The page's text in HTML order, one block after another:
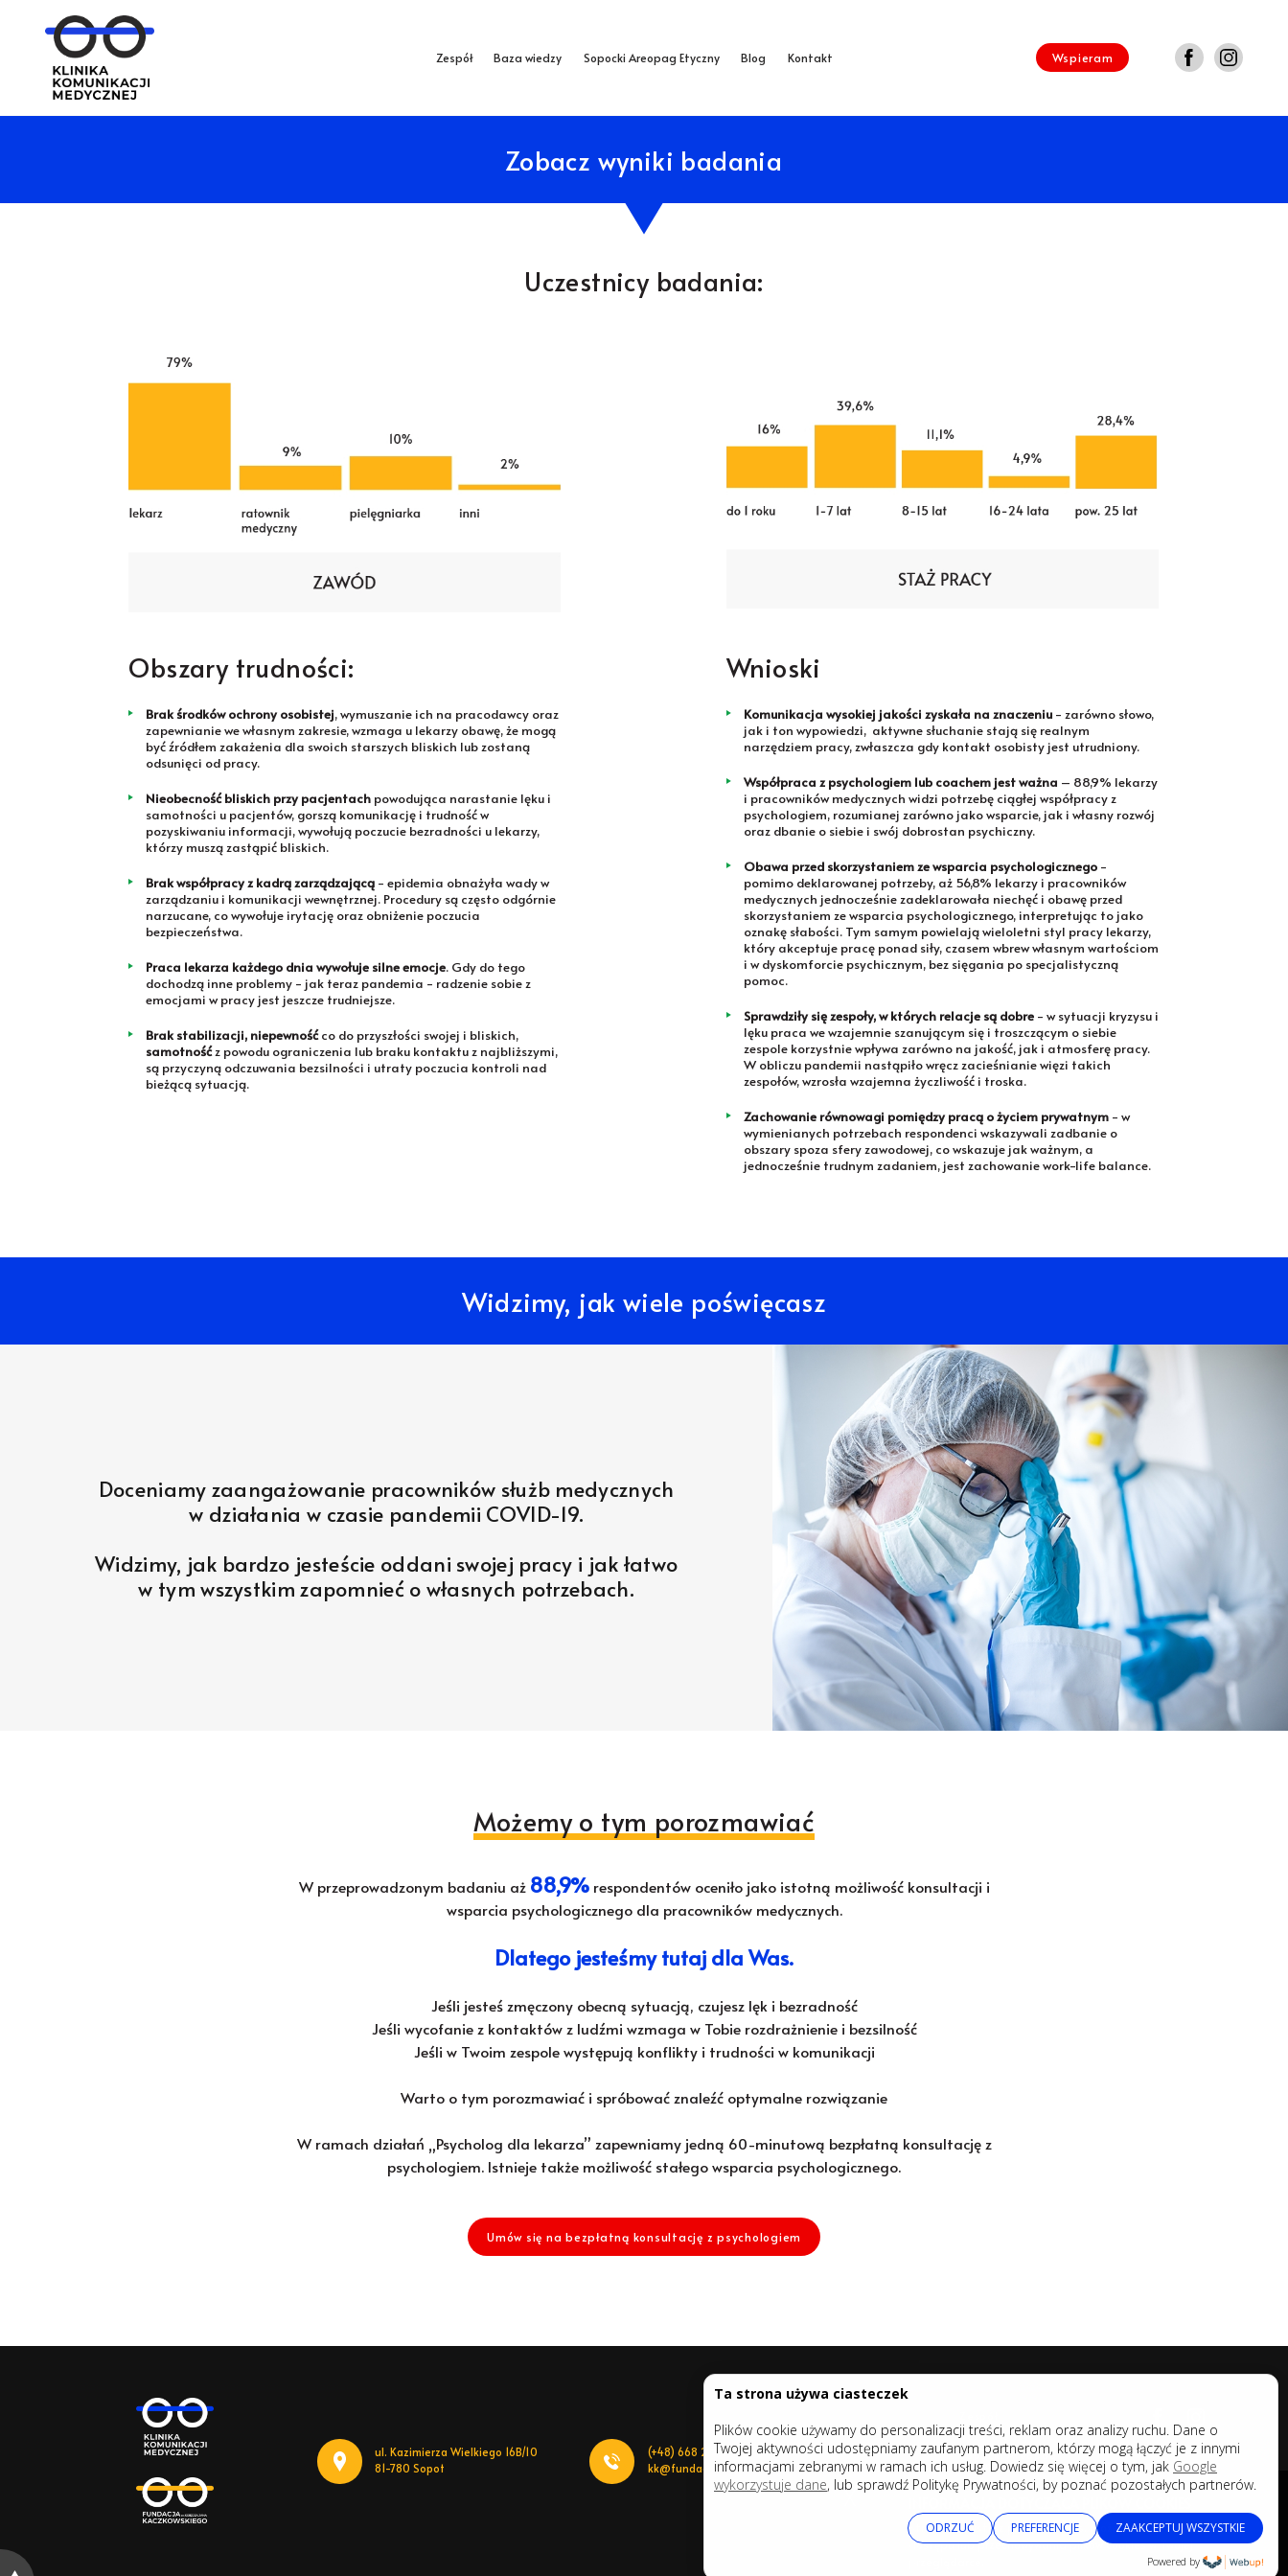
Ta strona używa ciasteczek
Plików cookie używamy do personalizacji treści, reklam oraz analizy ruchu. Dane o
Twojej aktywności udostępniamy zaufanym partnerom, którzy mogą łączyć je z innymi
informacjami zebranymi w ramach ich usług. Dowiedz się więcej o tym, jak Google
wykorzystuje dane, lub sprawdź Politykę Prywatności, by poznać pozostałych partnerów.
ODRZUĆ PREFERENCJE ZAAKCEPTUJ WSZYSTKIE
Powered by
Zespół Baza wiedzy Sopocki Areopag Etyczny Blog Kontakt Wspieram
Zobacz wyniki badania
Uczestnicy badania:
Obszary trudności:
Brak środków ochrony osobistej, wymuszanie ich na pracodawcy oraz
zapewnianie we własnym zakresie, wzmaga u lekarzy obawę, że mogą
być źródłem zakażenia dla swoich starszych bliskich lub zostaną
odsunięci od pracy.
Nieobecność bliskich przy pacjentachpowodująca narastanie lęku i
samotności u pacjentów, gorszą komunikację i trudność w
pozyskiwaniu informacji, wywołują poczucie bezradności u lekarzy,
którzy muszą zastąpić bliskich.
Brak współpracy z kadrą zarządzającą- epidemia obnażyła wady w
zarządzaniu i komunikacji wewnętrznej. Procedury są często odgórnie
narzucane, co wywołuje irytację oraz obniżenie poczucia
bezpieczeństwa.
Praca lekarza każdego dnia wywołuje silne emocje. Gdy do tego
dochodzą inne problemy - jak teraz pandemia - radzenie sobie z
emocjami w pracy jest jeszcze trudniejsze.
Brak stabilizacji, niepewnośćco do przyszłości swojej i bliskich,
samotnośćz powodu ograniczenia lub braku kontaktu z najbliższymi,
są przyczyną odczuwania bezsilności i utraty poczucia kontroli nad
bieżącą sytuacją.
Wnioski
Komunikacja wysokiej jakości zyskała na znaczeniu- zarówno słowo,
jak i ton wypowiedzi, aktywne słuchanie stają się realnym
narzędziem pracy, zwłaszcza gdy kontakt osobisty jest utrudniony.
Współpraca z psychologiem lub coachem jest ważna – 88,9% lekarzy
i pracowników medycznych widzi potrzebę ciągłej współpracy z
psychologiem, rozumianej zarówno jako wsparcie, jak i własny rozwój
oraz dbanie o siebie i swój dobrostan psychiczny.
Obawa przed skorzystaniem ze wsparcia psychologicznego-
pomimo deklarowanej potrzeby, aż 56,8% lekarzy i pracowników
medycznych jednocześnie zadeklarowała niechęć i obawę przed
skorzystaniem ze wsparcia psychologicznego, interpretując to jako
oznakę słabości. Tym samym powielają wieloletni styl pracy lekarzy,
który akceptuje pracę ponad siły, czasem wbrew własnym wartościom
i w dyskomforcie psychicznym, bez sięgania po specjalistyczną
pomoc.
Sprawdziły się zespoły, w których relacje są dobre- w sytuacji kryzysu i
lęku praca we wzajemnie szanującym się i troszczącym o siebie
zespole korzystnie wpływa zarówno na jakość, jak i atmosferę pracy.
W obliczu pandemii nastąpiło wręcz zacieśnianie więzi takich
zespołów, wzrosła wzajemna życzliwość i troska.
Zachowanie równowagi pomiędzy pracą o życiem prywatnym- w
wymienianych potrzebach respondenci wskazywali zadbanie o
obszary spoza sfery zawodowej, co wskazuje jak ważnym, a
jednocześnie trudnym zadaniem, jest zachowanie work-life balance.
Widzimy, jak wiele poświęcasz
Doceniamy zaangażowanie pracowników służb medycznych
w działania w czasie pandemii COVID-19.
Widzimy, jak bardzo jesteście oddani swojej pracy i jak łatwo
w tym wszystkim zapomnieć o własnych potrzebach.
Możemy o tym porozmawiać
W przeprowadzonym badaniu aż 88,9%respondentów oceniło jako istotną możliwość konsultacji i
wsparcia psychologicznego dla pracowników medycznych.
Dlatego jesteśmy tutaj dla Was.
Jeśli jesteś zmęczony obecną sytuacją, czujesz lęk i bezradność
Jeśli wycofanie z kontaktów z ludźmi wzmaga w Tobie rozdrażnienie i bezsilność
Jeśli w Twoim zespole występują konflikty i trudności w komunikacji
Warto o tym porozmawiać i spróbować znaleźć optymalne rozwiązanie
W ramach działań „Psycholog dla lekarza” zapewniamy jedną 60-minutową bezpłatną konsultację z
psychologiem. Istnieje także możliwość stałego wsparcia psychologicznego.
Umów się na bezpłatną konsultację z psychologiem
ul. Kazimierza Wielkiego 16B/10
81-780 Sopot
(+48) 668 222 309
kk@fundacjakaczkowskiego.org
Baza wiedzy
Sopocki Areopag
Etyczny
Blog
X
Strona korzysta z plików cookies. Możesz określić warunki
dostępu lub przechowywania plików cookies w Twojej